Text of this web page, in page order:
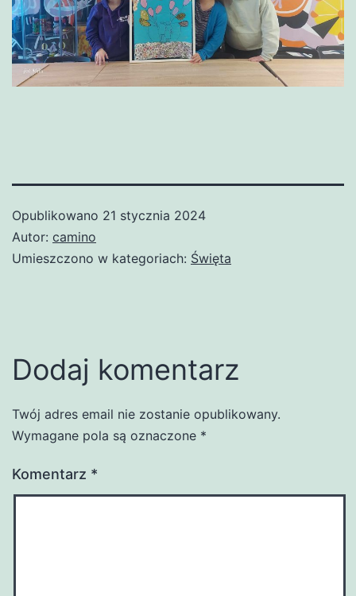
Opublikowano 21 stycznia 2024
Autor: camino
Umieszczono w kategoriach: Święta
Dodaj komentarz
Twój adres email nie zostanie opublikowany.
Wymagane pola są oznaczone *
Komentarz *